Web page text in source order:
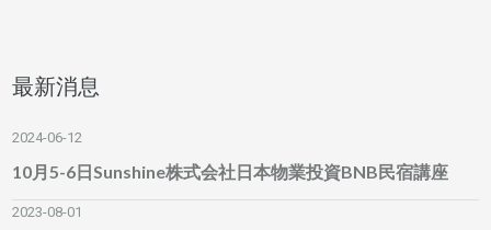
最新消息
2024-06-12
10月5-6日Sunshine株式会社日本物業投資BNB民宿講座
2023-08-01